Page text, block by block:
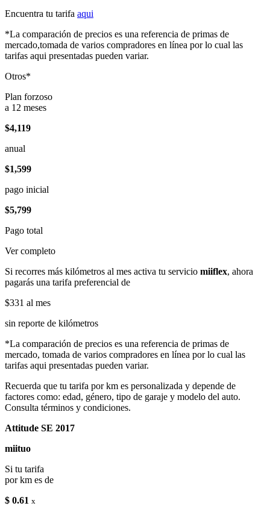
Encuentra tu tarifa aqui
*La comparación de precios es una referencia de primas de
mercado,tomada de varios compradores en línea por lo cual las
tarifas aqui presentadas pueden variar.
Otros*
Plan forzoso
a 12 meses
$4,119
anual
$1,599
pago inicial
$5,799
Pago total
Ver completo
Si recorres más kilómetros al mes activa tu servicio miiflex, ahora
pagarás una tarifa preferencial de
$331 al mes
sin reporte de kilómetros
*La comparación de precios es una referencia de primas de
mercado, tomada de varios compradores en línea por lo cual las
tarifas aqui presentadas pueden variar.
Recuerda que tu tarifa por km es personalizada y depende de
factores como: edad, género, tipo de garaje y modelo del auto.
Consulta términos y condiciones.
Attitude SE 2017
miituo
Si tu tarifa
por km es de
$ 0.61 x